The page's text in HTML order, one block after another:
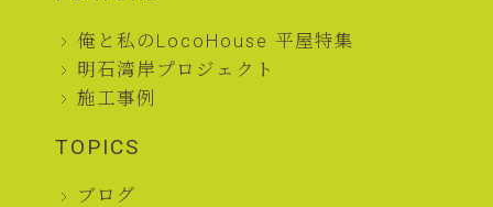
俺と私のLocoHouse 平屋特集
明石湾岸プロジェクト
施工事例
TOPICS
ブログ